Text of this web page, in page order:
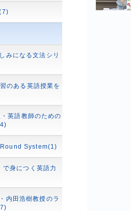
みになる文法シリ
のある英語授業を
英語教師のための
System(1)
身につく英語力
内田浩樹教授のラ